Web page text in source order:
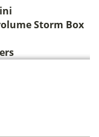
Storm Box